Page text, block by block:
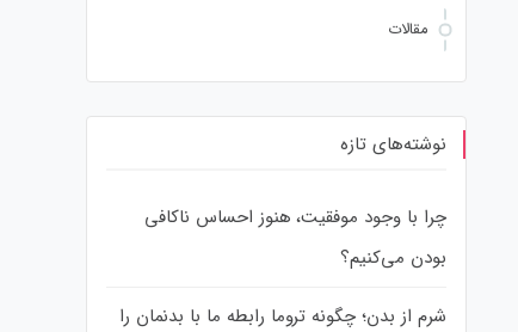
مقالات
نوشته‌های تازه
چرا با وجود موفقیت، هنوز احساس ناکافی
بودن می‌کنیم؟
شرم از بدن؛ چگونه تروما رابطه ما با بدنمان را